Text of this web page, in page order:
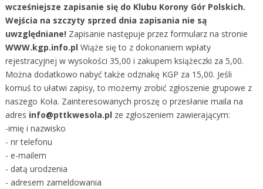
wcześniejsze zapisanie się do Klubu Korony Gór Polskich.
Wejścia na szczyty sprzed dnia zapisania nie są
uwzględniane!Zapisanie następuje przez formularz na stronie
WWW.kgp.info.pl Wiąże się to z dokonaniem wpłaty
rejestracyjnej w wysokości 35,00 i zakupem książeczki za 5,00.
Można dodatkowo nabyć także odznakę KGP za 15,00. Jeśli
komuś to ułatwi zapisy, to możemy zrobić zgłoszenie grupowe z
naszego Koła. Zainteresowanych proszę o przesłanie maila na
adres info@pttkwesola.pl ze zgłoszeniem zawierającym:
-imię i nazwisko
- nr telefonu
- e-mailem
- datą urodzenia
- adresem zameldowania